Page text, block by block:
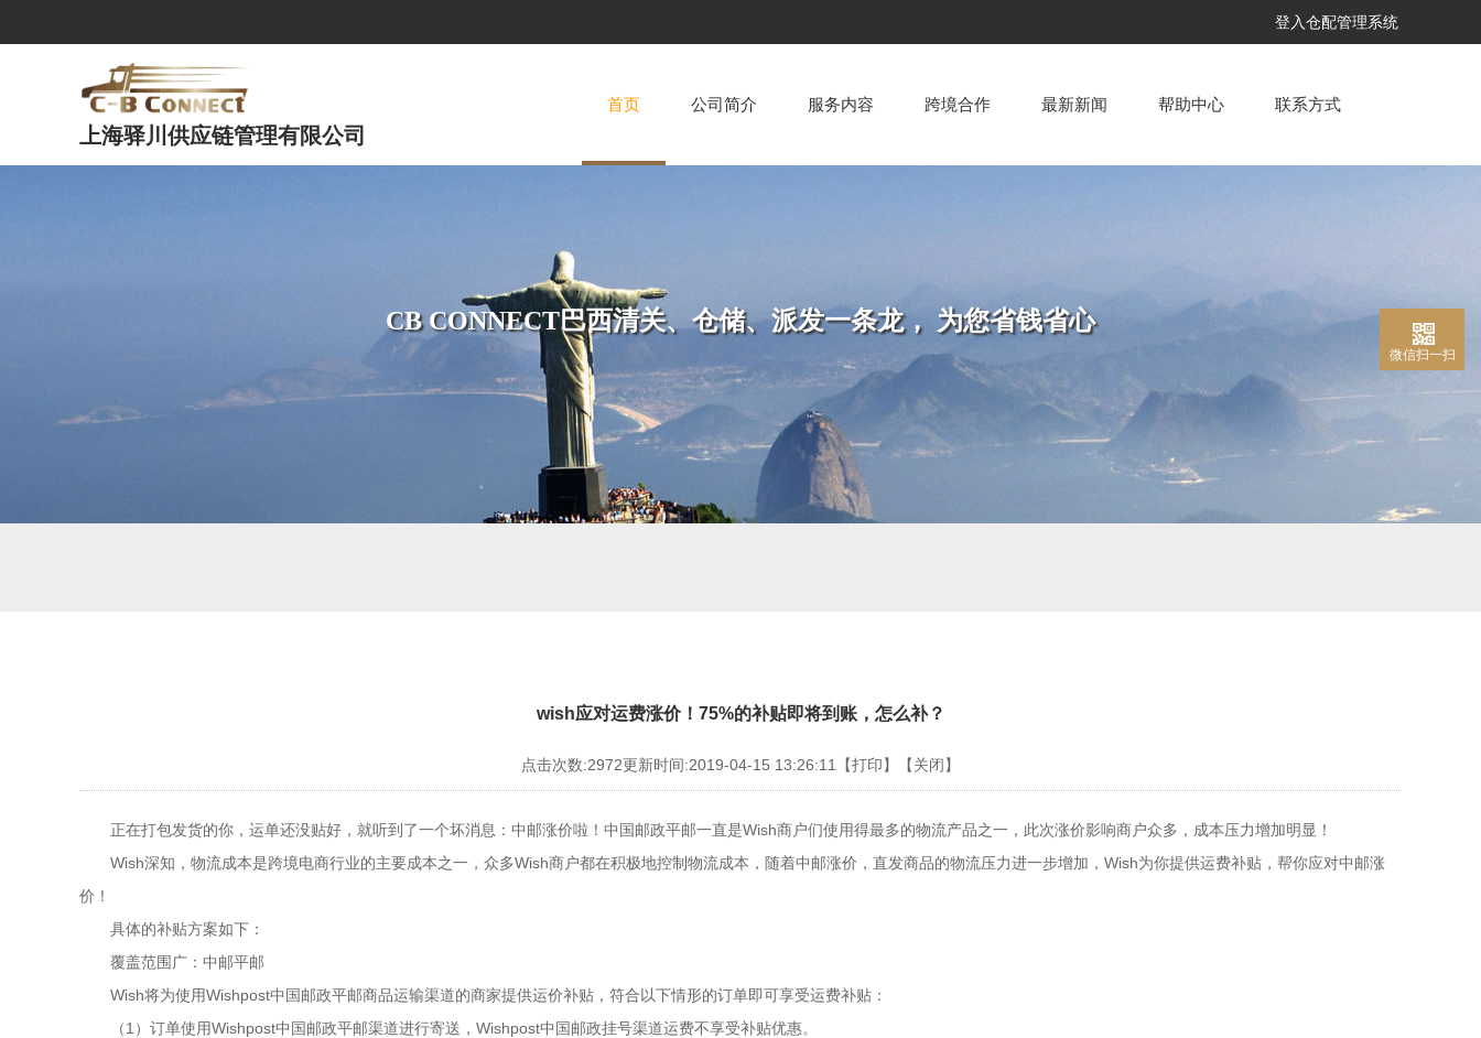
登入仓配管理系统
上海驿川供应链管理有限公司
首页 公司简介 服务内容 跨境合作 最新新闻 帮助中心 联系方式
CB CONNECT巴西清关、仓储、派发一条龙， 为您省钱省心
wish应对运费涨价！75%的补贴即将到账，怎么补？
点击次数:2972更新时间:2019-04-15 13:26:11 【打印】 【关闭】
正在打包发货的你，运单还没贴好，就听到了一个坏消息：中邮涨价啦！中国邮政平邮一直是Wish商户们使用得最多的物流产品之一，此次涨价影响商户众多，成本压力增加明显！
Wish深知，物流成本是跨境电商行业的主要成本之一，众多Wish商户都在积极地控制物流成本，随着中邮涨价，直发商品的物流压力进一步增加，Wish为你提供运费补贴，帮你应对中邮涨
价！
具体的补贴方案如下：
覆盖范围广：中邮平邮
Wish将为使用Wishpost中国邮政平邮商品运输渠道的商家提供运价补贴，符合以下情形的订单即可享受运费补贴：
（1）订单使用Wishpost中国邮政平邮渠道进行寄送，Wishpost中国邮政挂号渠道运费不享受补贴优惠。
微信扫一扫